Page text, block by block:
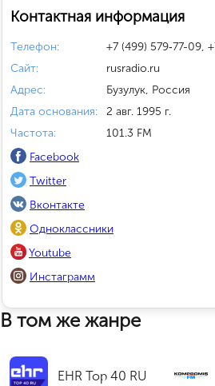
Контактная информация
Телефон:
+7 (499) 579‑77-09,
Сайт:
rusradio.ru
Адрес:
Бузулук, Россия
Дата основания:
2 авг. 1995 г.
Частота:
101.3 FM
Facebook
Twitter
Вконтакте
Одноклассники
Youtube
Инстаграмм
В том же жанре
EHR Top 40 RU